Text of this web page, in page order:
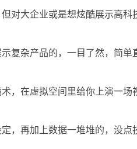
对大企业或是想炫酷展示高科
复杂产品的，一目了然，简单
，在虚拟空间里给你上演一场
，再加上数据一堆堆的，没点